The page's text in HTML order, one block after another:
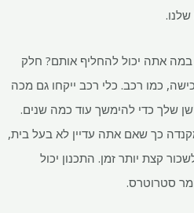
במה אתה יכול להחליף אותם? חלק
כמו רכב. כלי רכב ייקחו גם מכה
שלך כדי להימשך עוד כמה שנים.
כך שאם אתה עדיין לא בעל בית,
קצת יותר זמן. התכנון יכול
סטרוטרס.